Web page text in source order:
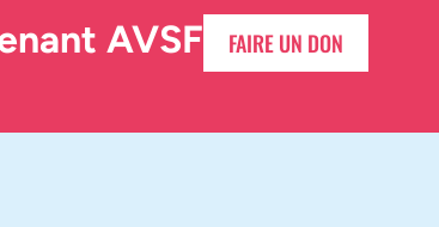
AVSF FAIRE UN DON